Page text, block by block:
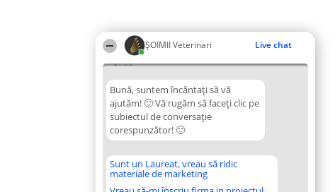
ȘOIMII Veterinari Live chat
01:06
Bună, suntem încântați să vă
ajutăm! 🙂 Vă rugăm să faceți clic pe
subiectul de conversație
corespunzător! 🙂
Sunt un Laureat, vreau să ridic
materiale de marketing